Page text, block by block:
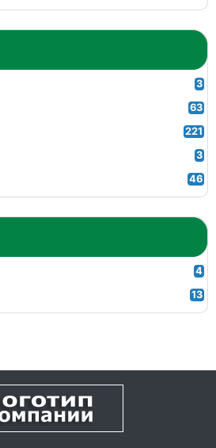
3
63
221
3
46
4
13